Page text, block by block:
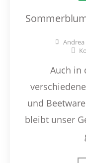
Andrea
Auch in
und
bleibt unser